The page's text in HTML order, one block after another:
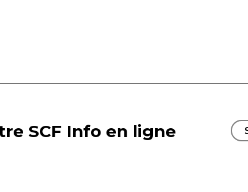
SCF Info en ligne